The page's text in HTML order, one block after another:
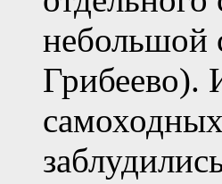
небольшой
Грибеево).